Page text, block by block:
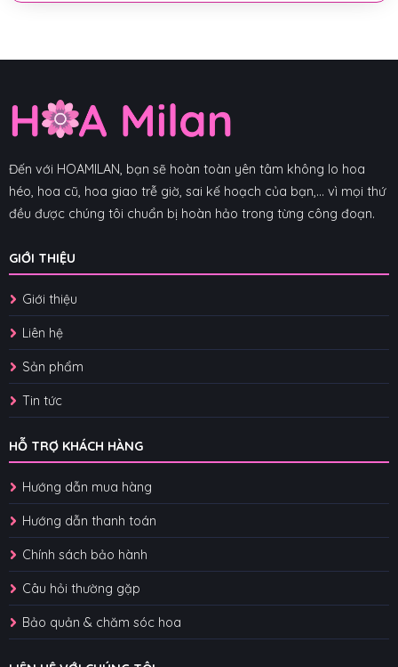
Đến với HOAMILAN, bạn sẽ hoàn toàn yên tâm không lo hoa
héo, hoa cũ, hoa giao trễ giờ, sai kế hoạch của bạn,... vì mọi thứ
đều được chúng tôi chuẩn bị hoàn hảo trong từng công đoạn.
GIỚI THIỆU
Giới thiệu
Liên hệ
Sản phẩm
Tin tức
HỖ TRỢ KHÁCH HÀNG
Hướng dẫn mua hàng
Hướng dẫn thanh toán
Chính sách bảo hành
Câu hỏi thường gặp
Bảo quản & chăm sóc hoa